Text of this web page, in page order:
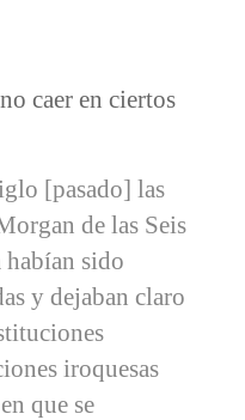
caer en ciertos
[pasado] las
de las Seis
habían sido
y dejaban claro
iroquesas
que se